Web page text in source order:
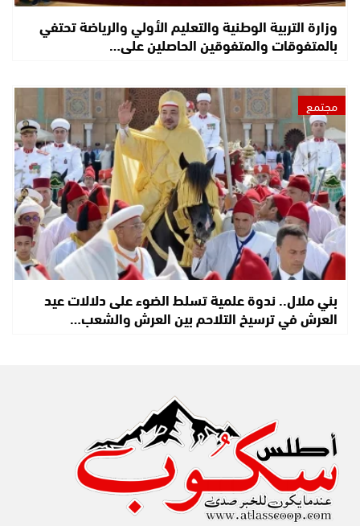
وزارة التربية الوطنية والتعليم الأولي والرياضة تحتفي
بالمتفوقات والمتفوقين الحاصلين على…
مجتمع
بني ملال.. ندوة علمية تسلط الضوء على دلالات عيد
العرش في ترسيخ التلاحم بين العرش والشعب…